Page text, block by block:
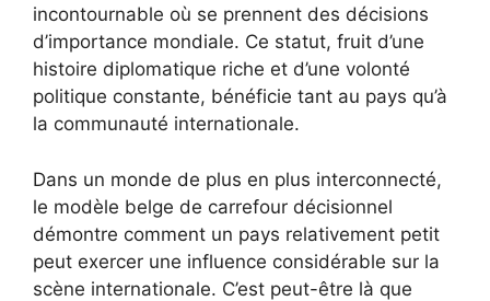
incontournable où se prennent des décisions
d’importance mondiale. Ce statut, fruit d’une
histoire diplomatique riche et d’une volonté
politique constante, bénéficie tant au pays qu’à
la communauté internationale.
Dans un monde de plus en plus interconnecté,
le modèle belge de carrefour décisionnel
démontre comment un pays relativement petit
peut exercer une influence considérable sur la
scène internationale. C’est peut-être là que